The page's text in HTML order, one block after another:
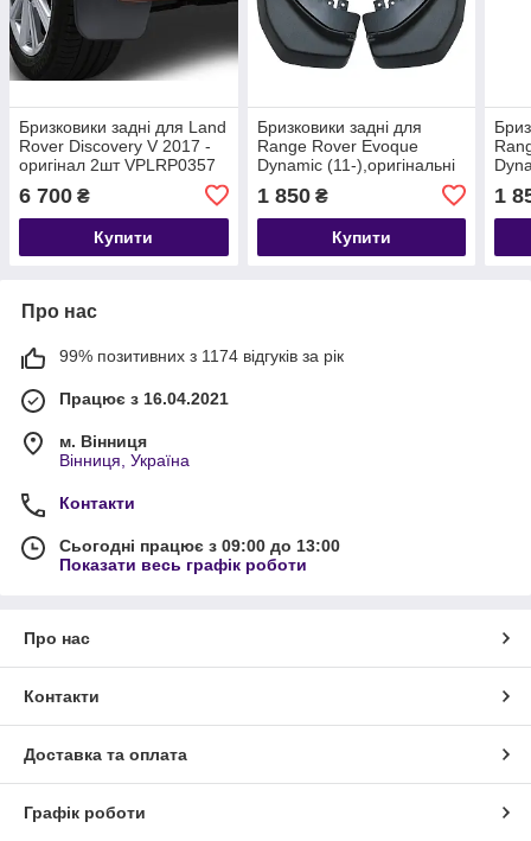
Бризковики задні для Land
Rover Discovery V 2017 -
оригінал 2шт VPLRP0357
6 700 ₴
Купити
Бризковики задні для
Range Rover Evoque
Dynamic (11-),оригінальні
1 850₴
Купити
1
Про нас
99% позитивних з 1174 відгуків за рік
Працює з 16.04.2021
м. Вінниця
Вінниця, Україна
Контакти
Сьогодні працює з 09:00 до 13:00
Показати весь графік роботи
Про нас
Контакти
Доставка та оплата
Графік роботи